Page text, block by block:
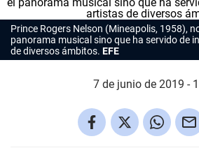
Prince Rogers Nelson (Mineapolis, 1958),
panorama musical sino que ha servido de
de diversos ámbitos. EFE
7 de junio de 2019 -